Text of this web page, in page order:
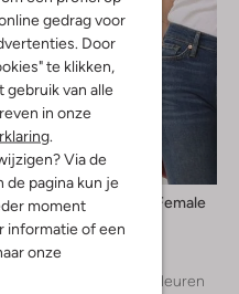
gedrag voor
Door
te klikken,
gebruik van alle
in onze
.
Via de
de pagina kun je
moment
informatie of een
onze
Second Female
+ meer kleuren